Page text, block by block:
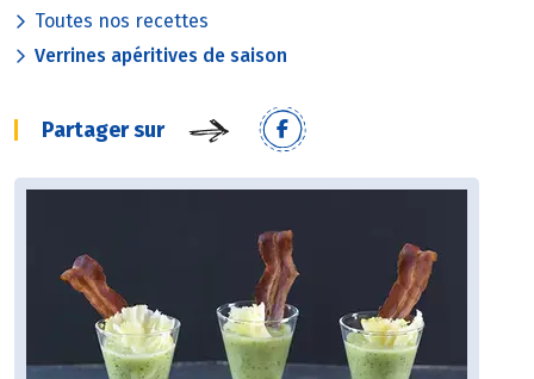
Toutes nos recettes
Verrines apéritives de saison
Partager sur